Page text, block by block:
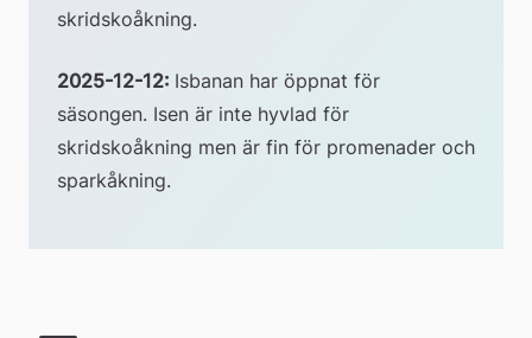
skridskoåkning.
2025-12-12: Isbanan har öppnat för
säsongen. Isen är inte hyvlad för
skridskoåkning men är fin för promenader och
sparkåkning.